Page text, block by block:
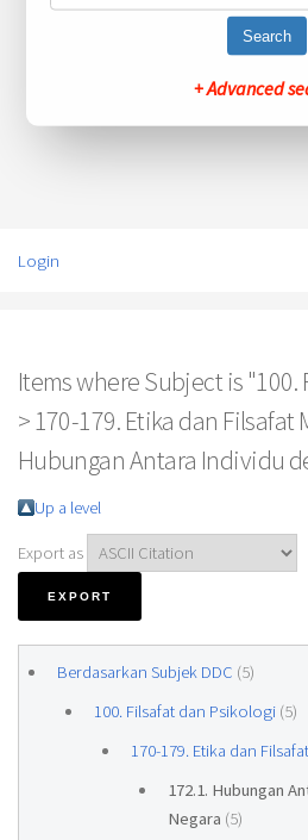
Search
+ Advanced
Login
Items where Subject is "100.
> 170-179. Etika dan Filsafat
Hubungan Antara Individu
Up a level
Export as
Berdasarkan Subjek DDC (5)
100. Filsafat dan Psikologi(5)
170-179. Etika dan
172.1. Hubungan
Negara (5)